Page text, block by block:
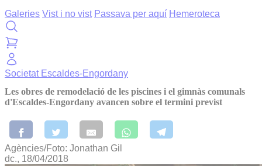
Galeries Vist i no vist Passava per aquí Hemeroteca
Societat Escaldes-Engordany
Les obres de remodelació de les piscines i el gimnàs comunals
d'Escaldes-Engordany avancen sobre el termini previst
Agències/Foto: Jonathan Gil
dc., 18/04/2018